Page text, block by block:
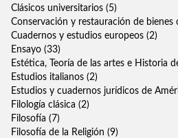
MATERIAS
África
América
Arquitectura
+ Arte
Clásicos universitarios (5)
Conservación y restauración de bienes
Cuadernos y estudios europeos (2)
Ensayo (33)
Estética, Teoría de las artes e Historia
Estudios italianos (2)
Estudios y cuadernos jurídicos de
Filología clásica (2)
Filosofía (7)
Filosofía de la Religión (9)